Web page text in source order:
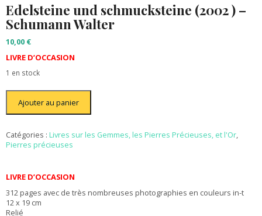
Edelsteine und schmucksteine (2002 ) –
Schumann Walter
10,00 €
LIVRE D’OCCASION
1 en stock
quantité
Edelsteine
schmucksteine
(2002
Schumann
Ajouter au panier
Catégories : Livres sur les Gemmes, les Pierres Précieuses, et l'Or,
Pierres précieuses
LIVRE D’OCCASION
312 pages avec de très nombreuses photographies en couleurs in-t
12 x 19 cm
Relié